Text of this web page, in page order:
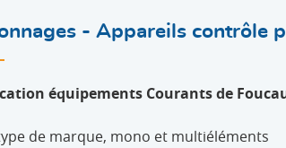
- Appareils contrôle
équipements Courants de
de marque, mono et multiéléments